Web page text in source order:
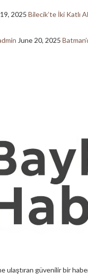
2025 Bilecik’te İki Katlı
June 20, 2025
güvenilir bir